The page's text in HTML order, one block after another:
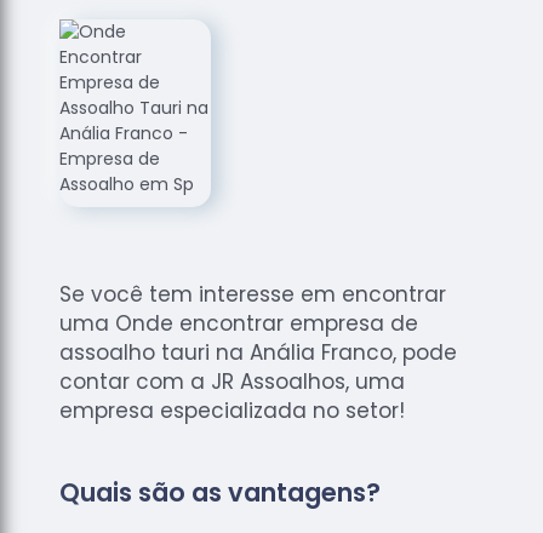
Loja de
Assoalhos
Raspagem
de
Assoalhos
Raspagem
de Tacos
de
Madeiras
Raspagens
de Pisos
Se você tem interesse em encontrar
uma Onde encontrar empresa de
assoalho tauri na Anália Franco, pode
contar com a JR Assoalhos, uma
empresa especializada no setor!
Quais são as vantagens?